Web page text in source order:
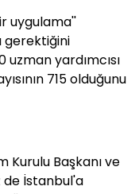
uygulama''
gerektiğini
yardımcısı
715 olduğunu
Kurulu Başkanı ve
de İstanbul'a